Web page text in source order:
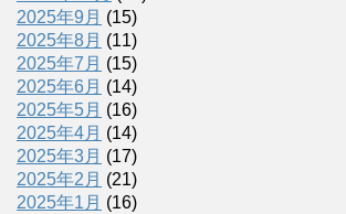
2025年9月 (15)
2025年8月 (11)
2025年7月 (15)
2025年6月 (14)
2025年5月 (16)
2025年4月 (14)
2025年3月 (17)
2025年2月 (21)
2025年1月 (16)